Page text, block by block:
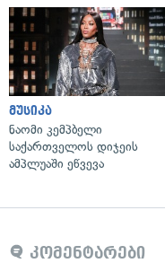
მუსიკა
ნაომი კემპბელი
საქართველოს დიჯეის
ამპლუაში ეწვევა
კომენტარები